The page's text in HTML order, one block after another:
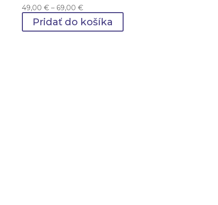
49,00 € – 69,00 €Price
range:
49,00 €
Pridať do košíka